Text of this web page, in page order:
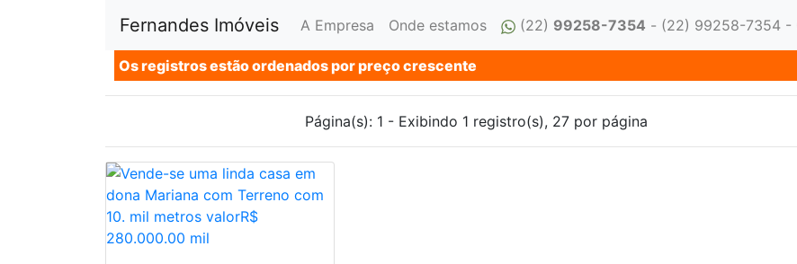
Fernandes Imóveis A Empresa Onde estamos (22) 99258-7354 - (22) 99258-7354 -
Os registros estão ordenados por preço crescente
Página(s): 1 - Exibindo 1 registro(s), 27 por página